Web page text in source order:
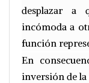
desplazar a
incómoda a
función
En
inversión de la